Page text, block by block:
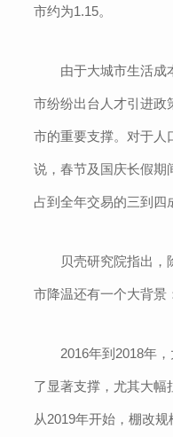
市约为1.15。
由于大城市生活成
市纷纷出台人才引进政
市的重要支撑。对于人
说，春节及国庆长假期
占到全年交易的三到四
贝壳研究院指出，
市降温还有一个大背景
2016年到2018年
了显著支撑，尤其大幅
从2019年开始，棚改